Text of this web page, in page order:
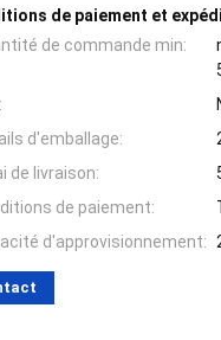
de paiement et
de commande min:
d'emballage:
de livraison:
de paiement:
d'approvisionnement: